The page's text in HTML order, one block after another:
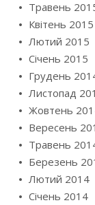
Травень
Квітень 2015
Лютий 2015
Січень 2015
Грудень
Листопад
Жовтень
Вересень
Травень
Березень
Лютий 2014
Січень 2014